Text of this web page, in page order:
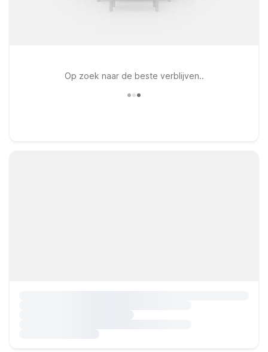
Op zoek naar de beste verblijven..